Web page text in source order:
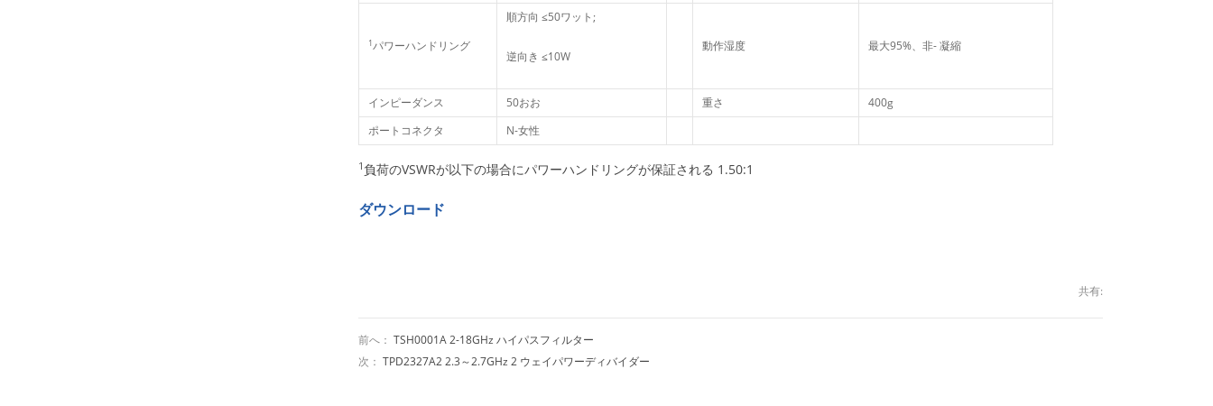
1パワーハンドリング
順方向 ≤50ワット;
逆向き ≤10W
動作湿度 最大95%、非- 凝縮
インピーダンス 50おお 重さ
400g
ポートコネクタ
N-女性
1 負荷のVSWRが以下の場合にパワーハンドリングが保証される 1.50:1
ダウンロード
共有:
前へ： TSH0001A 2-18GHz ハイパスフィルター
次： TPD2327A2 2.3～2.7GHz 2 ウェイパワーディバイダー